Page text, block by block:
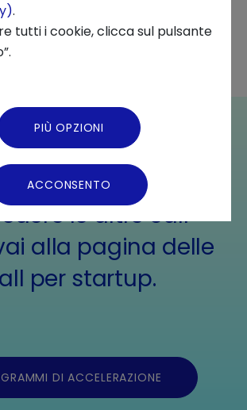
edizione del bando è
terminata.
le altre call
alla pagina delle
per startup.
DI ACCELERAZIONE
.
tutti i cookie, clicca sul pulsante
PIÙ OPZIONI
ACCONSENTO